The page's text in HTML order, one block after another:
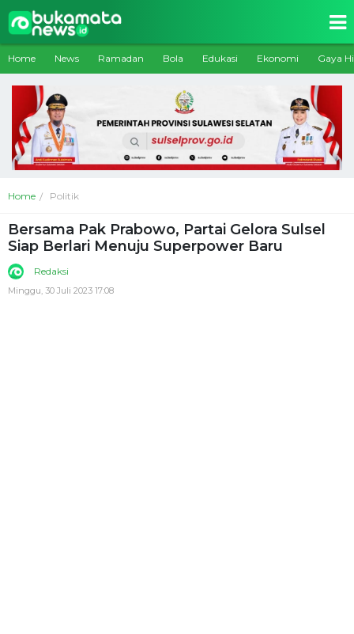
Home News Ramadan Bola Edukasi Ekonomi Gaya
Home Politik
Bersama Pak Prabowo, Partai Gelora Sulsel
Siap Berlari Menuju Superpower Baru
Redaksi
Minggu, 30 Juli 2023 17:08